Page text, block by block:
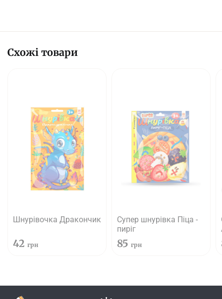
Схожі товари
Шнурівочка Дракончик
42 грн
Супер шнурівка Піца -
пиріг
85 грн